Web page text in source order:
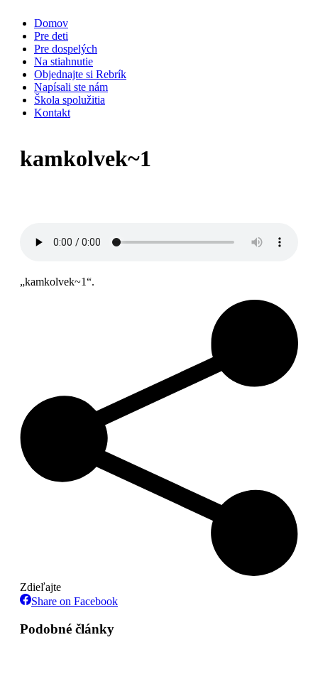
content
Domov
Pre deti
Pre dospelých
Na stiahnutie
Objednajte si Rebrík
Napísali ste nám
Škola spolužitia
Kontakt
kamkolvek~1
„kamkolvek~1“.
Zdieľajte
Share on FacebookShare
Podobné články